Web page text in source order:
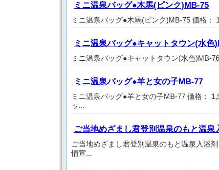
ミニ温泉バッグ●木馬(ピンク)MB-75
ミニ温泉バッグ●木馬(ピンク)MB-75 価格：
ミニ温泉バッグ●キャットタウン(水色
ミニ温泉バッグ●キャットタウン(水色)MB-
ミニ温泉バッグ●羊と女の子MB-77
ミニ温泉バッグ●羊と女の子MB-77 価格：
ッ...
ご当地めざまし君登別温泉のもと温泉
ご当地めざまし君登別温泉のもと温泉入浴
情宣...